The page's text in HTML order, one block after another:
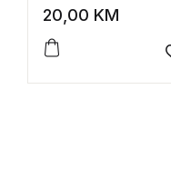
20,00 KM